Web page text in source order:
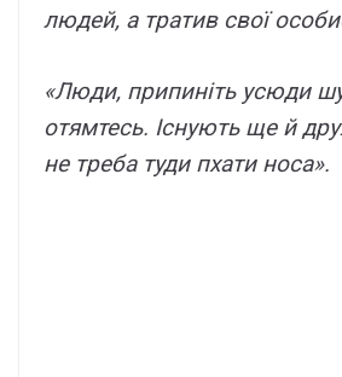
людей, а тратив свої
«Люди, припиніть усюди
отямтесь. Існують ще й
не треба туди пхати носа».